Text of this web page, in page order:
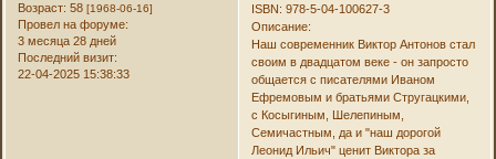
Возраст: 58[1968-06-16]
Провел на форуме:
3 месяца 28 дней
Последний визит:
22-04-2025 15:38:33
ISBN: 978-5-04-100627-3
Описание:
Наш современник Виктор Антонов стал
своим в двадцатом веке - он запросто
общается с писателями Иваном
Ефремовым и братьями Стругацкими,
с Косыгиным, Шелепиным,
Семичастным, да и "наш дорогой
Леонид Ильич" ценит Виктора за